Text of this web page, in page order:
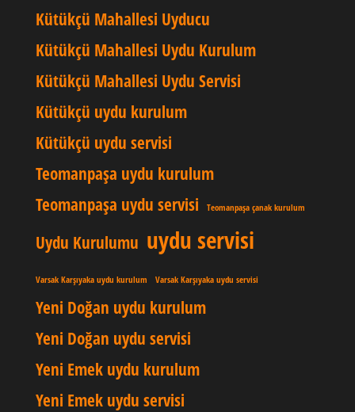
Kütükçü Mahallesi Uyducu
Kütükçü Mahallesi Uydu Kurulum
Kütükçü Mahallesi Uydu Servisi
Kütükçü uydu kurulum
Kütükçü uydu servisi
Teomanpaşa uydu kurulum
Teomanpaşa uydu servisi
Teomanpaşa çanak kurulum
Uydu Kurulumu uydu servisi
Varsak Karşıyaka uydu kurulum Varsak Karşıyaka uydu servisi
Yeni Doğan uydu kurulum
Yeni Doğan uydu servisi
Yeni Emek uydu kurulum
Yeni Emek uydu servisi